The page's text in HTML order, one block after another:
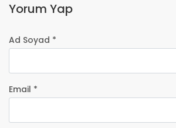
Yorum Yap
Ad Soyad *
Email *